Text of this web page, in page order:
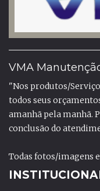
VMA
"Nos produtos/
todos seus
amanhã pela manhã.
conclusão do
Todas fotos/imagens